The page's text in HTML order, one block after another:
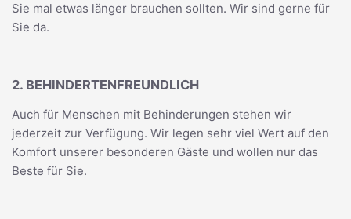
Sie mal etwas länger brauchen sollten. Wir sind gerne für
Sie da.
2. BEHINDERTENFREUNDLICH
Auch für Menschen mit Behinderungen stehen wir
jederzeit zur Verfügung. Wir legen sehr viel Wert auf den
Komfort unserer besonderen Gäste und wollen nur das
Beste für Sie.